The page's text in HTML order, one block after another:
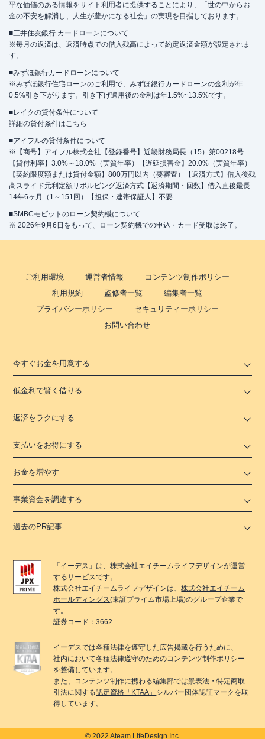
平な価値のある情報をサイト利用者に提供することにより、「世の中からお
金の不安を解消し、人生が豊かになる社会」の実現を目指しております。
■三井住友銀行 カードローンについて
※毎月の返済は、返済時点での借入残高によって約定返済金額が設定されま
す。
■みずほ銀行カードローンについて
※みずほ銀行住宅ローンのご利用で、みずほ銀行カードローンの金利が年
0.5%引き下がります。引き下げ適用後の金利は年1.5%~13.5%です。
■レイクの貸付条件について
詳細の貸付条件はこちら
■アイフルの貸付条件について
※【商号】アイフル株式会社【登録番号】近畿財務局長（15）第00218号
【貸付利率】3.0%～18.0%（実質年率）【遅延損害金】20.0%（実質年率）
【契約限度額または貸付金額】800万円以内（要審査）【返済方式】借入後残
高スライド元利定額リボルビング返済方式【返済期間・回数】借入直後最長
14年6ヶ月（1～151回）【担保・連帯保証人】不要
■SMBCモビットのローン契約機について
※ 2026年9月6日をもって、ローン契約機での申込・カード受取は終了。
ご利用環境 運営者情報
コンテンツ制作ポリシー
利用規約
監修者一覧
編集者一覧
プライバシーポリシー
セキュリティーポリシー
お問い合わせ
今すぐお金を用意する
低金利で賢く借りる
返済をラクにする
支払いをお得にする
お金を増やす
事業資金を調達する
過去のPR記事
「 イーデス 」は、株式会社エイチームライフデザインが運営
するサービスです。
株式会社エイチームライフデザインは、株式会社エイチーム
ホールディングス(東証プライム市場上場)のグループ企業で
す。
証券コード：3662
イーデスでは各種法律を遵守した広告掲載を行うために、
社内において各種法律遵守のためのコンテンツ制作ポリシー
を整備しています。
また、コンテンツ制作に携わる編集部では景表法・特定商取
引法に関する認定資格「KTAA」 シルバー団体認証マークを取
得しています。
© 2022 Ateam LifeDesign Inc.